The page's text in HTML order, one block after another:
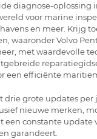
diagnose-oplossing
voor marine
en meer. Krijg
waaronder Volvo
met waardevolle
een efficiënte
drie grote updates per
nieuwe merken,
een constante update
garandeert.